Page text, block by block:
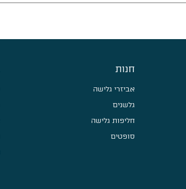
חנות
אביזרי גלישה
גלשנים
חליפות גלישה
סופטים